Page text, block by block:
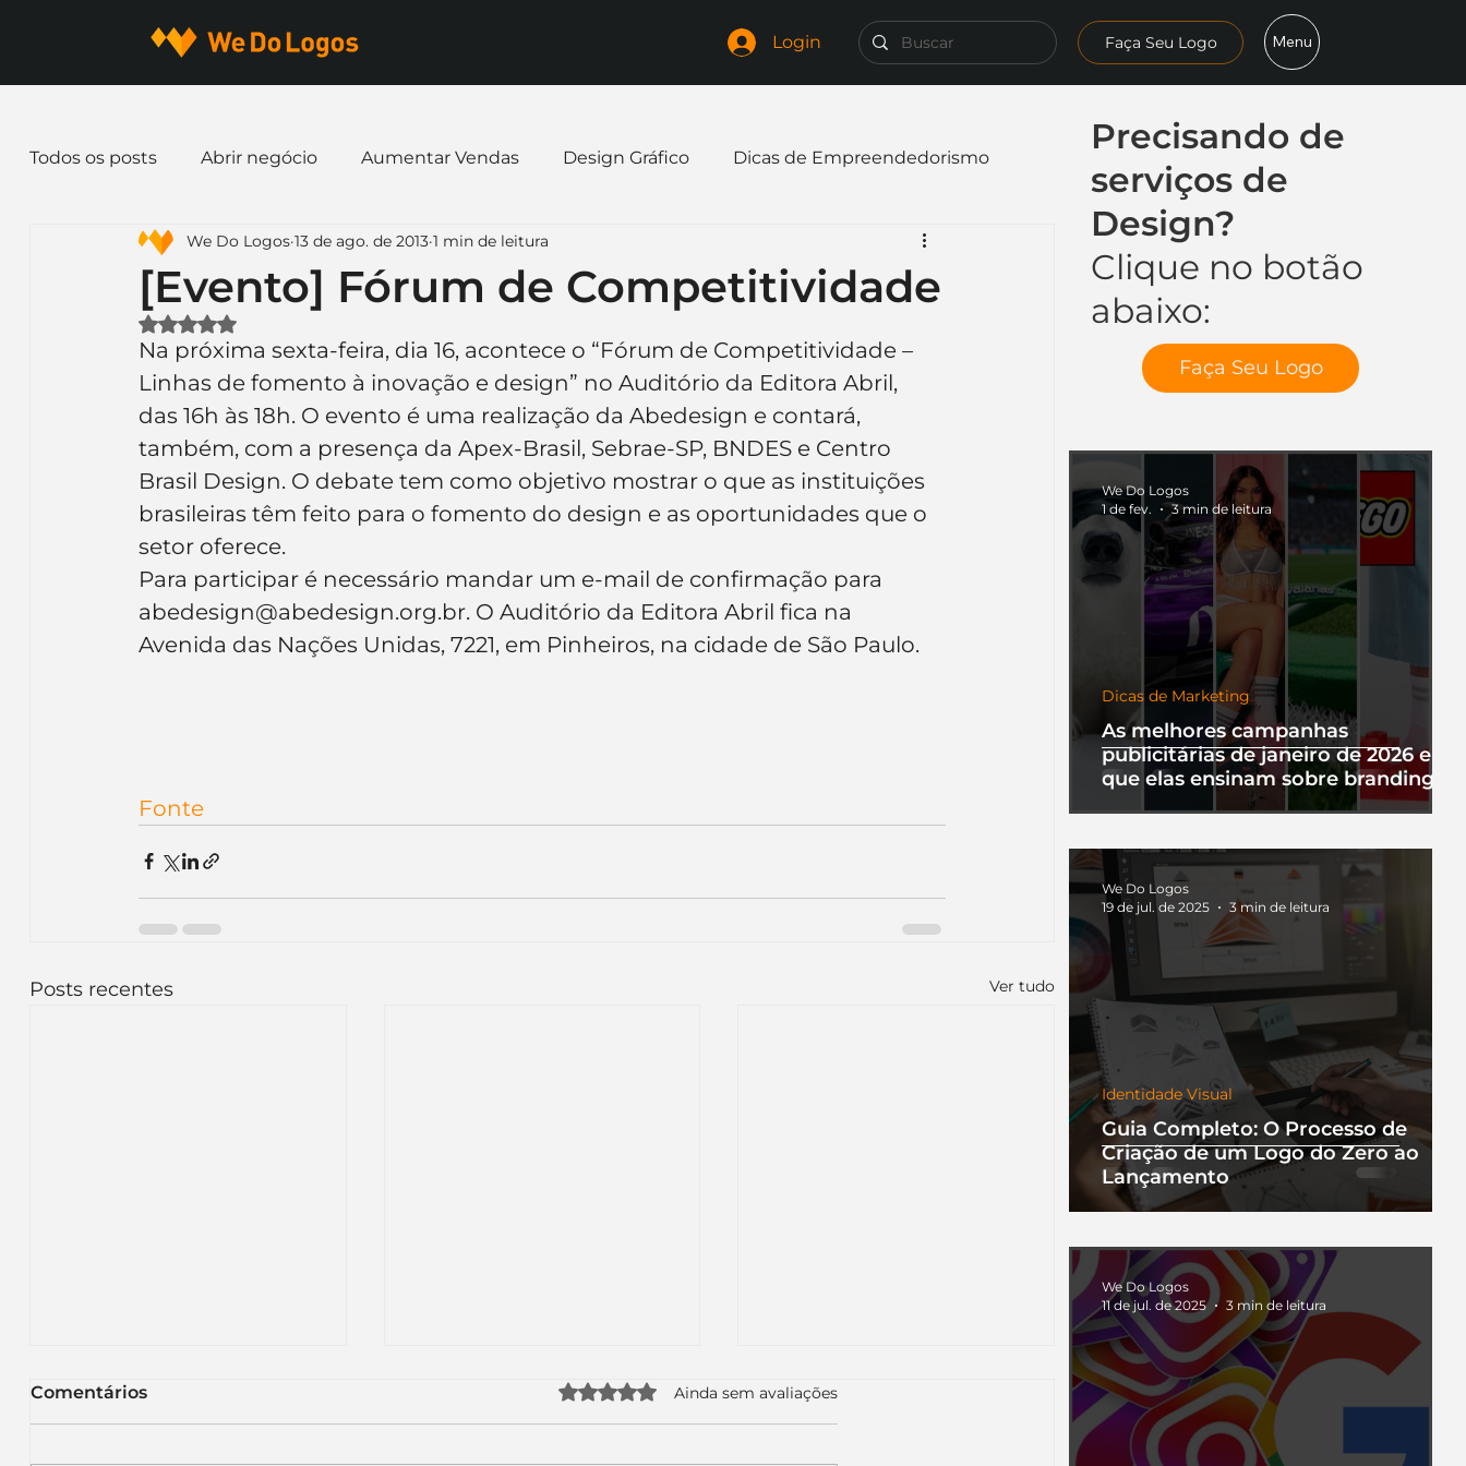
Login Faça Seu Logo Menu
Precisando de
serviços de
Design?
Clique no botão
abaixo:
Faça Seu Logo
As melhores campanhas
publicitárias de janeiro de 2026 e o
que elas ensinam sobre branding
Dicas de Marketing
We Do Logos
1 de fev.
3 min de leitura
Guia Completo: O Processo de
Criação de um Logo do Zero ao
Lançamento
Identidade Visual
We Do Logos
19 de jul. de 2025
3 min de leitura
We Do Logos
11 de jul. de 2025
3 min de leitura
Todos os posts Abrir negócio Aumentar Vendas Design Gráfico Dicas de Empreendedorismo
Dicas de Marketing Email marketing Expandir negócio
Identidade Visual
Ferramentas Mascotes Slogan Papelaria Curiosidades Frases Logotipo
Inteligência Artificial Embalagens nome de empresa Branding
[Evento] Fórum de Competitividade
We Do Logos 13 de ago. de 2013 1 min de leitura
Avaliado com NaN de 5 estrelas.
Na próxima sexta-feira, dia 16, acontece o “Fórum de Competitividade –
Linhas de fomento à inovação e design” no Auditório da Editora Abril,
das 16h às 18h. O evento é uma realização da Abedesign e contará,
também, com a presença da Apex-Brasil, Sebrae-SP, BNDES e Centro
Brasil Design. O debate tem como objetivo mostrar o que as instituições
brasileiras têm feito para o fomento do design e as oportunidades que o
setor oferece.
Para participar é necessário mandar um e-mail de confirmação para
abedesign@abedesign.org.br. O Auditório da Editora Abril fica na
Avenida das Nações Unidas, 7221, em Pinheiros, na cidade de São Paulo.
Fonte
Posts recentes Ver tudo
Comentários Avaliado com 0 de 5 estrelas.
Ainda sem avaliações